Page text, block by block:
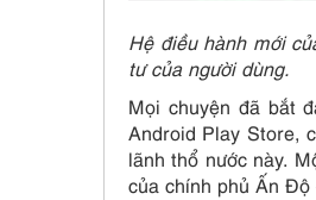
Hệ điều hành mới
tư của người dùng.
Mọi chuyện đã bắt
Android Play Store,
lãnh thổ nước này.
của chính phủ Ấn